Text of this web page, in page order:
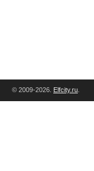
© 2009-2026. Elfcity.ru